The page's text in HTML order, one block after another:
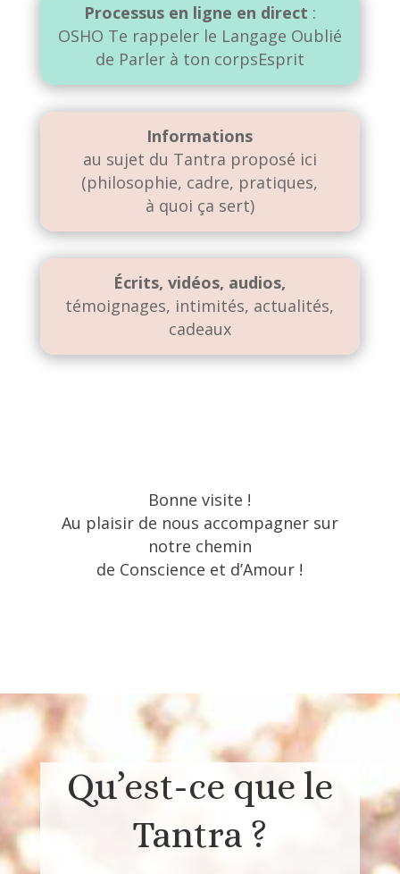
Processus en ligne en direct :
OSHO Te rappeler le Langage Oublié
de Parler à ton corpsEsprit
Informations
au sujet du Tantra proposé ici
(philosophie, cadre, pratiques,
à quoi ça sert)
Écrits, vidéos, audios,
témoignages, intimités, actualités,
cadeaux
Bonne visite !
Au plaisir de nous accompagner sur
notre chemin
de Conscience et d’Amour !
Qu’est-ce que le
Tantra ?